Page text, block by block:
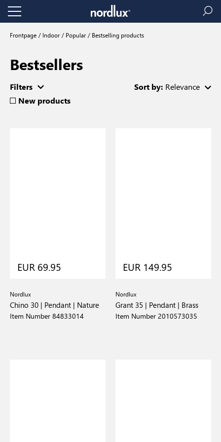
Frontpage Indoor Popular Bestselling products
Bestsellers
Sort by: Relevance
Filters
New products
EUR 69.95
Nordlux
Chino 30 | Pendant | Nature
Item Number 84833014
EUR 149.95
Nordlux
Grant 35 | Pendant | Brass
Item Number 2010573035